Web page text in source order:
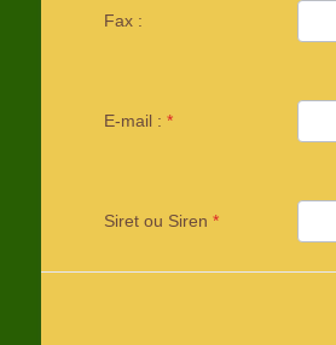
Fax :
E-mail : *
Siret ou Siren *